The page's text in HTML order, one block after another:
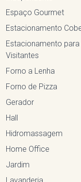
Espaço Gourmet
Estacionamento
Estacionamento para
Visitantes
Forno a Lenha
Forno de Pizza
Gerador
Hall
Hidromassagem
Home Office
Jardim